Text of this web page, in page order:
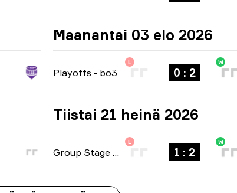
Maanantai 03 elo 2026
Playoffs - bo3
L
0 : 2
W
Tiistai 21 heinä 2026
Group Stage
L
1 : 2
W